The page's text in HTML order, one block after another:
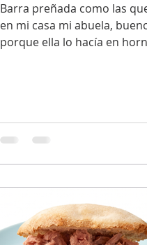
Barra preñada como las
en mi casa mi abuela,
porque ella lo hacía en